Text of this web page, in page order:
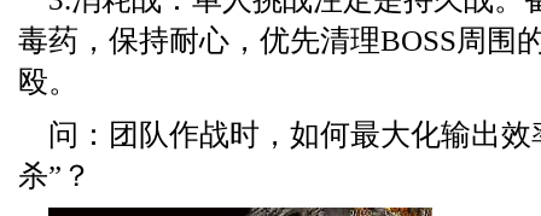
毒药，保持耐心，优先清理BOSS周围
殴。
问：团队作战时，如何最大化输出效
杀”？